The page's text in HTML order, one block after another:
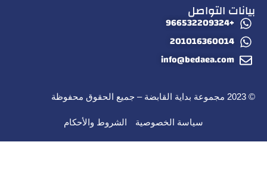
بيانات التواصل
+966532209324
201016360014
info@bedaea.com
سياسة الخصوصية الشروط والأحكام